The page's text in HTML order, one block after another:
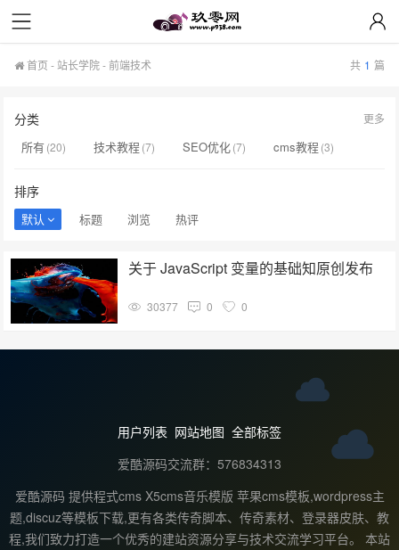
首页 -站长学院-前端技术 共 1 篇
分类
所有(20) 技术教程(7) SEO优化(7) cms教程(3)
更多
排序
默认 标题 浏览 热评
关于 JavaScript 变量的基础知原创发布
30377 0 0
用户列表 网站地图 全部标签
爱酷源码交流群：576834313
爱酷源码 提供程式cms X5cms音乐模版 苹果cms模板,wordpress主
题,discuz等模板下载,更有各类传奇脚本、传奇素材、登录器皮肤、教
程,我们致力打造一个优秀的建站资源分享与技术交流学习平台。 本站